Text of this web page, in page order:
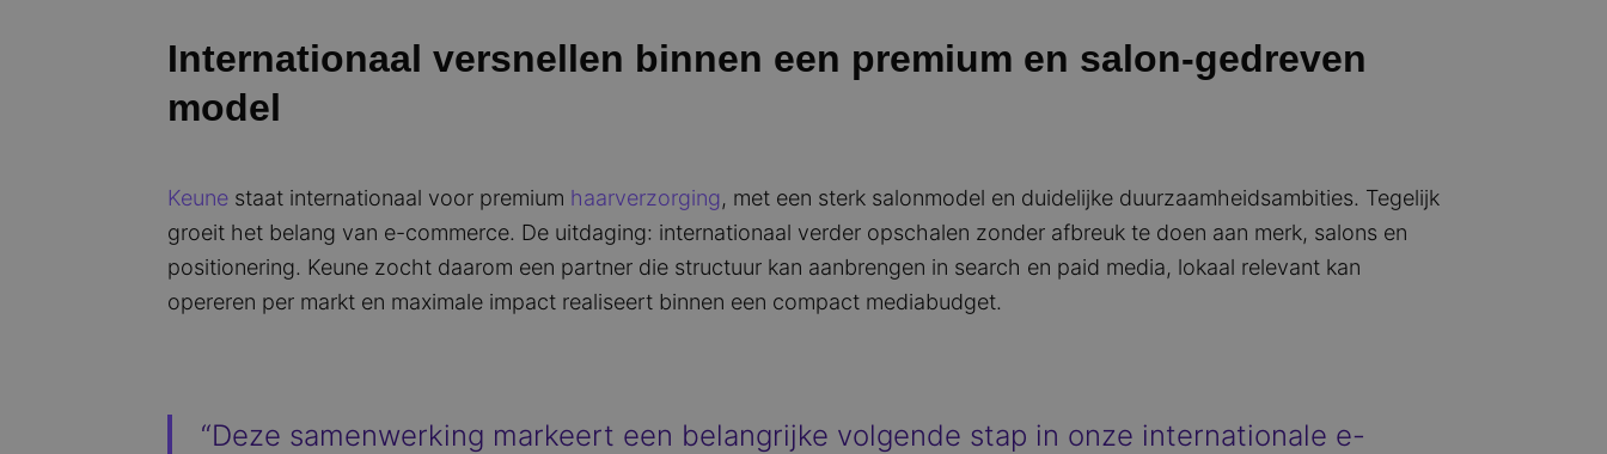
Internationaal versnellen binnen een premium en salon-gedreven
model
Keunestaat internationaal voor premium haarverzorging, met een sterk salonmodel en duidelijke duurzaamheidsambities. Tegelijk
groeit het belang van e-commerce. De uitdaging: internationaal verder opschalen zonder afbreuk te doen aan merk, salons en
positionering. Keune zocht daarom een partner die structuur kan aanbrengen in search en paid media, lokaal relevant kan
opereren per markt en maximale impact realiseert binnen een compact mediabudget.
“Deze samenwerking markeert een belangrijke volgende stap in onze internationale e-